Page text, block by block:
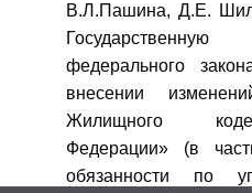
В.Л.Пашина, Д.Е.
федерального
внесении
Жилищного
Федерации» (в
обязанности по